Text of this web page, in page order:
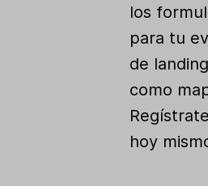
los
para tu
de
como
hoy